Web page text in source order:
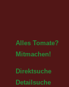
Alles Tomate?
Mitmachen!
Direktsuche
Detailsuche